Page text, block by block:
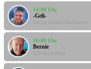
-Geli-
Freitag schönes Wochenende
Bernie
Villa Kunterbunt